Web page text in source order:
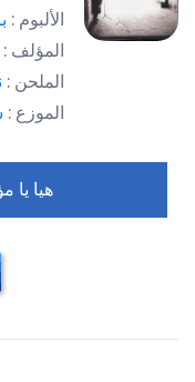
الألبوم :
المؤلف :
الملحن :
الموزع :
هيا يا